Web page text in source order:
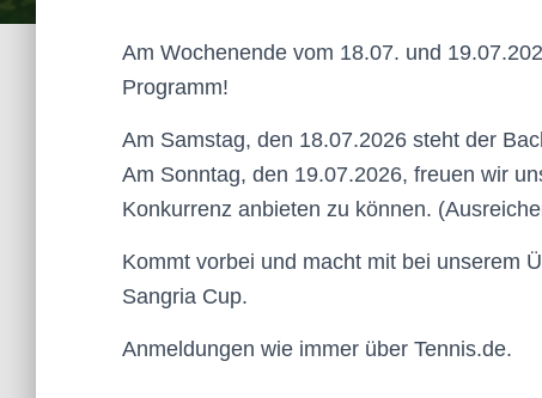
Am Wochenende vom 18.07. und
Programm!
Am Samstag, den 18.07.2026 steht der
Am Sonntag, den 19.07.2026, freuen wir
Konkurrenz anbieten zu können.
Kommt vorbei und macht mit bei unserem
Sangria Cup.
Anmeldungen wie immer über Tennis.de.